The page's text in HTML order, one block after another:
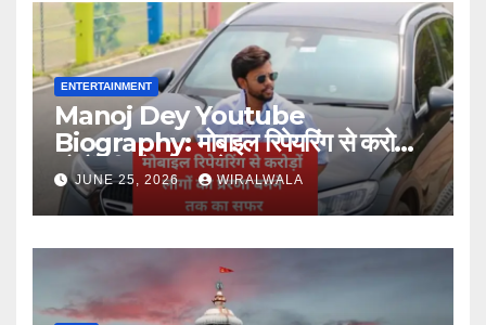
ENTERTAINMENT
Manoj Dey Youtube
Biography: मोबाइल रिपेयरिंग से करोड़ों
लोगों की प्रेरणा बनने तक का सफर
JUNE 25, 2026 WIRALWALA